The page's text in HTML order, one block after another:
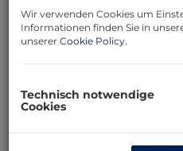
Beschreibung
Wunderschöne gepflegte
wohlfühlen ist hier leicht,
Wir verwenden Cookies um
Informationen finden Sie in
unserer Cookie Policy.
Technisch notwendige
Cookies